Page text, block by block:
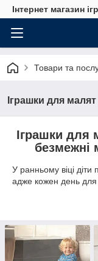
Інтернет магазин
Товари та
Іграшки для малят
Іграшки для
безмежні
У ранньому віці діти
адже кожен день
стають надзвичайно
іграшками, які не
розвитку.
Наш асортимент